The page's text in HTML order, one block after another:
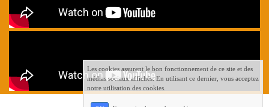
Les cookies assurent le bon fonctionnement de ce site et des
médias sociaux affichés. En utilisant ce dernier, vous acceptez
notre utilisation des cookies.